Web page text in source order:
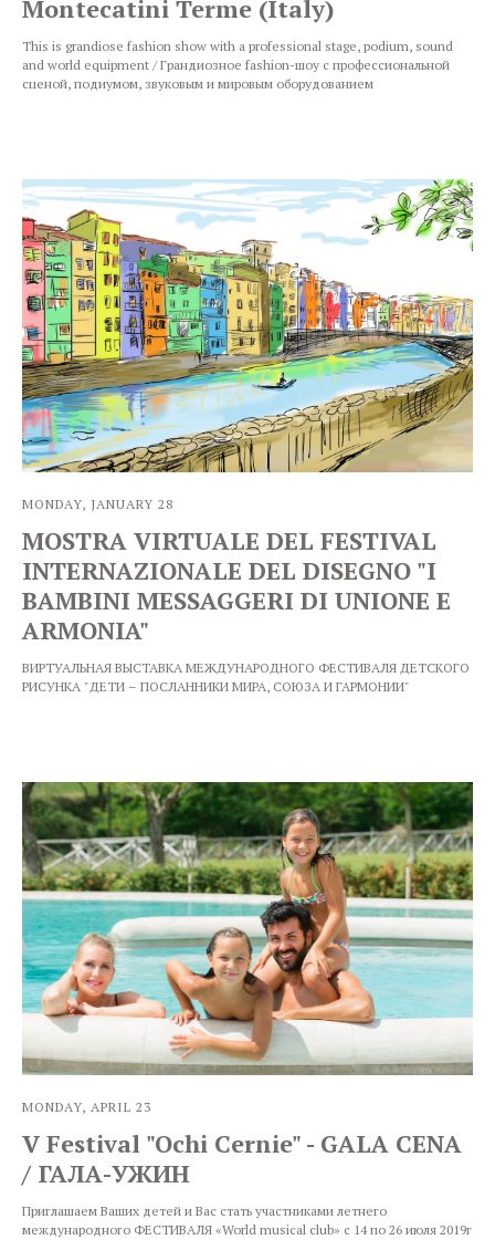
Montecatini Terme (Italy)
This is grandiose fashion show with a professional stage, podium, sound
and world equipment / Грандиозное fashion-шоу с профессиональной
сценой, подиумом, звуковым и мировым оборудованием
MONDAY, JANUARY 28
MOSTRA VIRTUALE DEL FESTIVAL
INTERNAZIONALE DEL DISEGNO "I
BAMBINI MESSAGGERI DI UNIONE E
ARMONIA"
ВИРТУАЛЬНАЯ ВЫСТАВКА МЕЖДУНАРОДНОГО ФЕСТИВАЛЯ ДЕТСКОГО
РИСУНКА "ДЕТИ – ПОСЛАННИКИ МИРА, СОЮЗА И ГАРМОНИИ"
MONDAY, APRIL 23
V Festival "Ochi Cernie" - GALA CENA
/ ГАЛА-УЖИН
Приглашаем Ваших детей и Вас стать участниками летнего
международного ФЕСТИВАЛЯ «World musical club» с 14 по 26 июля 2019г